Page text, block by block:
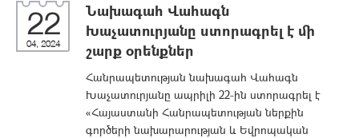
22
04, 2024
Նախագահ Վահագն
Խաչատուրյանը ստորագրել է մի
շարք օրենքներ
Հանրապետության նախագահ Վահագն
Խաչատուրյանը ապրիլի 22-ին ստորագրել է
«Հայաստանի Հանրապետության ներքին
գործերի նախարարության և Եվրոպական